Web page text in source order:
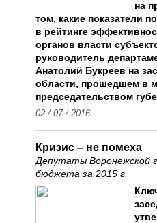
на
том, какие показатели
в рейтинге
органов власти
руководитель
Анатолий Букреев на
области, прошедшем в
председательством
02 / 07 / 2016
Кризис – не помеха
Депутаты Воронежской
бюджета за 2015 г.